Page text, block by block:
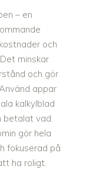
– en
och
minskar
och gör
appar
kalkylblad
betalat vad.
gör hela
fokuserad på
ha roligt.